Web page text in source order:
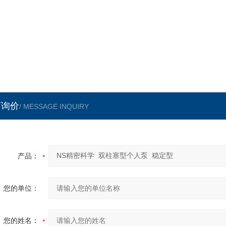
价/ MESSAGE INQUIRY
产品：
您的单位：
您的姓名：